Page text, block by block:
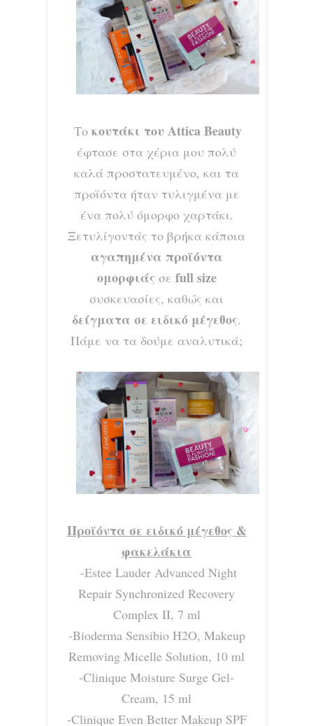
Το κουτάκι του Attica Beauty
έφτασε στα χέρια μου πολύ
καλά προστατευμένο, και τα
προϊόντα ήταν τυλιγμένα με
ένα πολύ όμορφο χαρτάκι.
Ξετυλίγοντάς το βρήκα κάποια
αγαπημένα προϊόντα
ομορφιάς σε full size
συσκευασίες, καθώς και
δείγματα σε ειδικό μέγεθος.
Πάμε να τα δούμε αναλυτικά;
Προϊόντα σε ειδικό μέγεθος &
φακελάκια
-Estee Lauder Advanced Night
Repair Synchronized Recovery
Complex II, 7 ml
-Bioderma Sensibio H2O, Makeup
Removing Micelle Solution, 10 ml
-Clinique Moisture Surge Gel-
Cream, 15 ml
-Clinique Even Better Makeup SPF